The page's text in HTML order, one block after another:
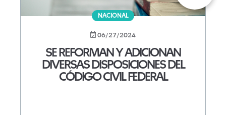
NACIONAL
06/27/2024
SE REFORMAN Y ADICIONAN
DIVERSAS DISPOSICIONES DEL
CÓDIGO CIVIL FEDERAL